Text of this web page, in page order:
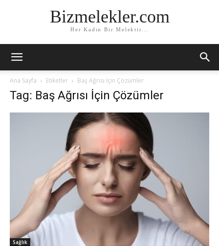
Bizmelekler.com
Her Kadın Bir Melektir...
Ana Sayfa Etiketler Baş Ağrısı İçin Çözümler
Tag: Baş Ağrısı İçin Çözümler
Sağlık